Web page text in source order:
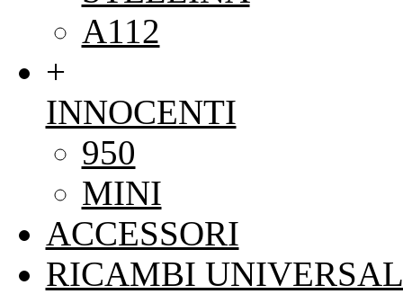
A112
+
INNOCENTI
950
MINI
ACCESSORI
RICAMBI